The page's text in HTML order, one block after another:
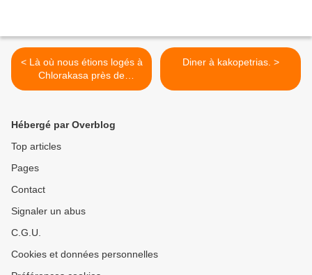
< Là où nous étions logés à
Chlorakasa près de
Paphos.
Diner à kakopetrias. >
Hébergé par Overblog
Top articles
Pages
Contact
Signaler un abus
C.G.U.
Cookies et données personnelles